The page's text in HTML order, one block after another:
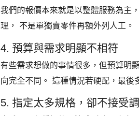
我們的報價本來就是以整體服務為主
理， 不是單獨賣零件再額外列人工。
4. 預算與需求明顯不相符
有些需求想做的事情很多，但預算明
向完全不同。 這種情況若硬配，最後
5. 指定太多規格，卻不接受